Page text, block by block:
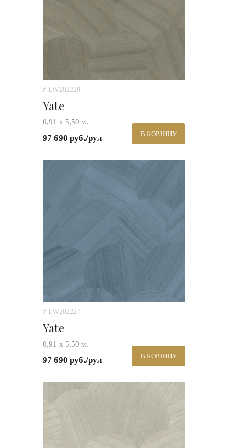
# LW282228
Yate
0,91 х 5,50 м.
97 690 руб./рул В КОРЗИНУ
# LW282227
Yate
0,91 х 5,50 м.
97 690 руб./рул В КОРЗИНУ